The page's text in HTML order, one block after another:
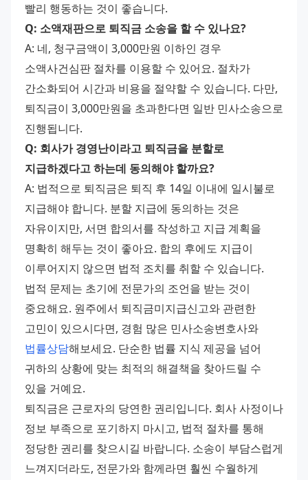
빨리 행동하는 것이 좋습니다.
Q: 소액재판으로 퇴직금 소송을 할 수 있나요?
A: 네, 청구금액이 3,000만원 이하인 경우
소액사건심판 절차를 이용할 수 있어요. 절차가
간소화되어 시간과 비용을 절약할 수 있습니다. 다만,
퇴직금이 3,000만원을 초과한다면 일반 민사소송으로
진행됩니다.
Q: 회사가 경영난이라고 퇴직금을 분할로
지급하겠다고 하는데 동의해야 할까요?
A: 법적으로 퇴직금은 퇴직 후 14일 이내에 일시불로
지급해야 합니다. 분할 지급에 동의하는 것은
자유이지만, 서면 합의서를 작성하고 지급 계획을
명확히 해두는 것이 좋아요. 합의 후에도 지급이
이루어지지 않으면 법적 조치를 취할 수 있습니다.
법적 문제는 초기에 전문가의 조언을 받는 것이
중요해요. 원주에서 퇴직금미지급신고와 관련한
법률상담해보세요. 단순한 법률 지식 제공을 넘어
귀하의 상황에 맞는 최적의 해결책을 찾아드릴 수
있을 거예요.
퇴직금은 근로자의 당연한 권리입니다. 회사 사정이나
정보 부족으로 포기하지 마시고, 법적 절차를 통해
정당한 권리를 찾으시길 바랍니다. 소송이 부담스럽게
느껴지더라도, 전문가와 함께라면 훨씬 수월하게